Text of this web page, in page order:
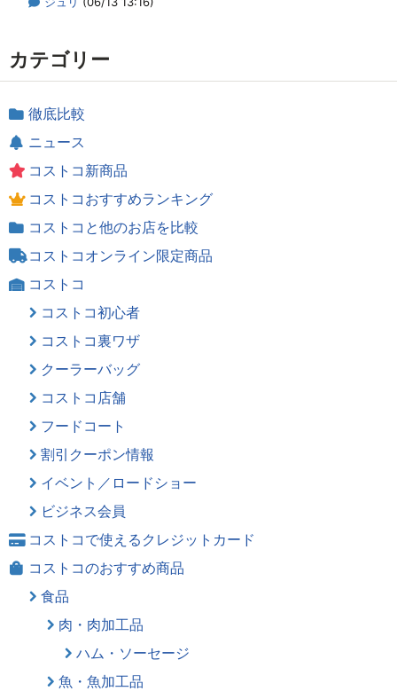
カテゴリー
徹底比較
ニュース
コストコ新商品
コストコおすすめランキング
コストコと他のお店を比較
コストコオンライン限定商品
コストコ
コストコ初心者
コストコ裏ワザ
クーラーバッグ
コストコ店舗
フードコート
割引クーポン情報
イベント／ロードショー
ビジネス会員
コストコで使えるクレジットカード
コストコのおすすめ商品
食品
肉・肉加工品
ハム・ソーセージ
魚・魚加工品